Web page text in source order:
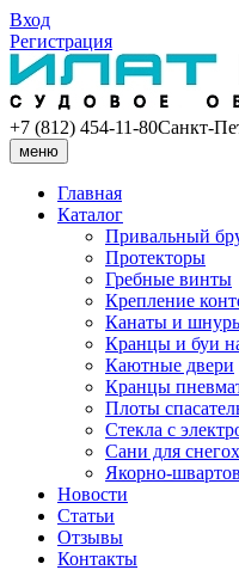
Вход
Регистрация
+7 (812) 454-11-80Санкт-
меню
Главная
Каталог
Привальный
Протекторы
Гребные винты
Крепление
Канаты и
Кранцы и буи
Каютные двери
Кранцы
Плоты
Стекла с
Сани для
Якорно-
Новости
Статьи
Отзывы
Контакты